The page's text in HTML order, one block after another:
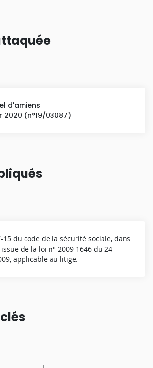
d'amiens
2020 (n°19/03087)
15 du code de la sécurité sociale, dans
de la loi n° 2009-1646 du 24
applicable au litige.